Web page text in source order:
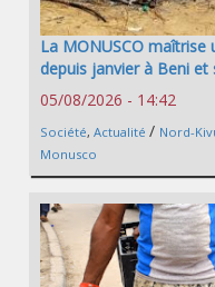
La MONUSCO maîtrise
depuis janvier à Beni et
05/08/2026 - 14:42
Société, Actualité / Nord-
Monusco